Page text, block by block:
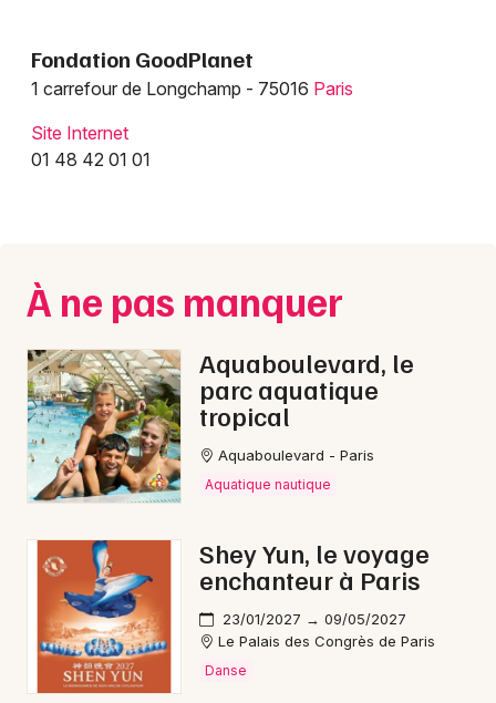
Fondation GoodPlanet
1 carrefour de Longchamp - 75016 Paris
Site Internet
01 48 42 01 01
À ne pas manquer
Aquaboulevard, le
parc aquatique
tropical
Aquaboulevard - Paris
Aquatique nautique
Shey Yun, le voyage
enchanteur à Paris
23/01/2027 → 09/05/2027
Le Palais des Congrès de Paris
Danse